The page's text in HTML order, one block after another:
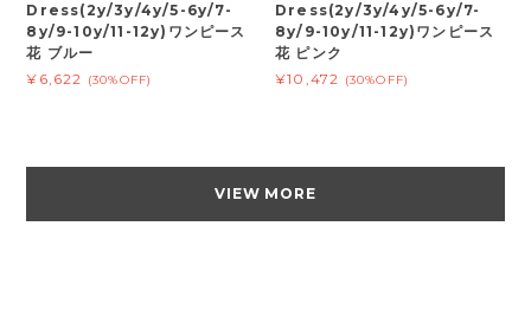
Dress(2y/3y/4y/5-6y/7-
8y/9-10y/11-12y)ワンピース
花 ブルー
¥6,622 (30%OFF)
Dress(2y/3y/4y/5-6y/7-
8y/9-10y/11-12y)ワンピース
花 ピンク
¥10,472 (30%OFF)
VIEW MORE